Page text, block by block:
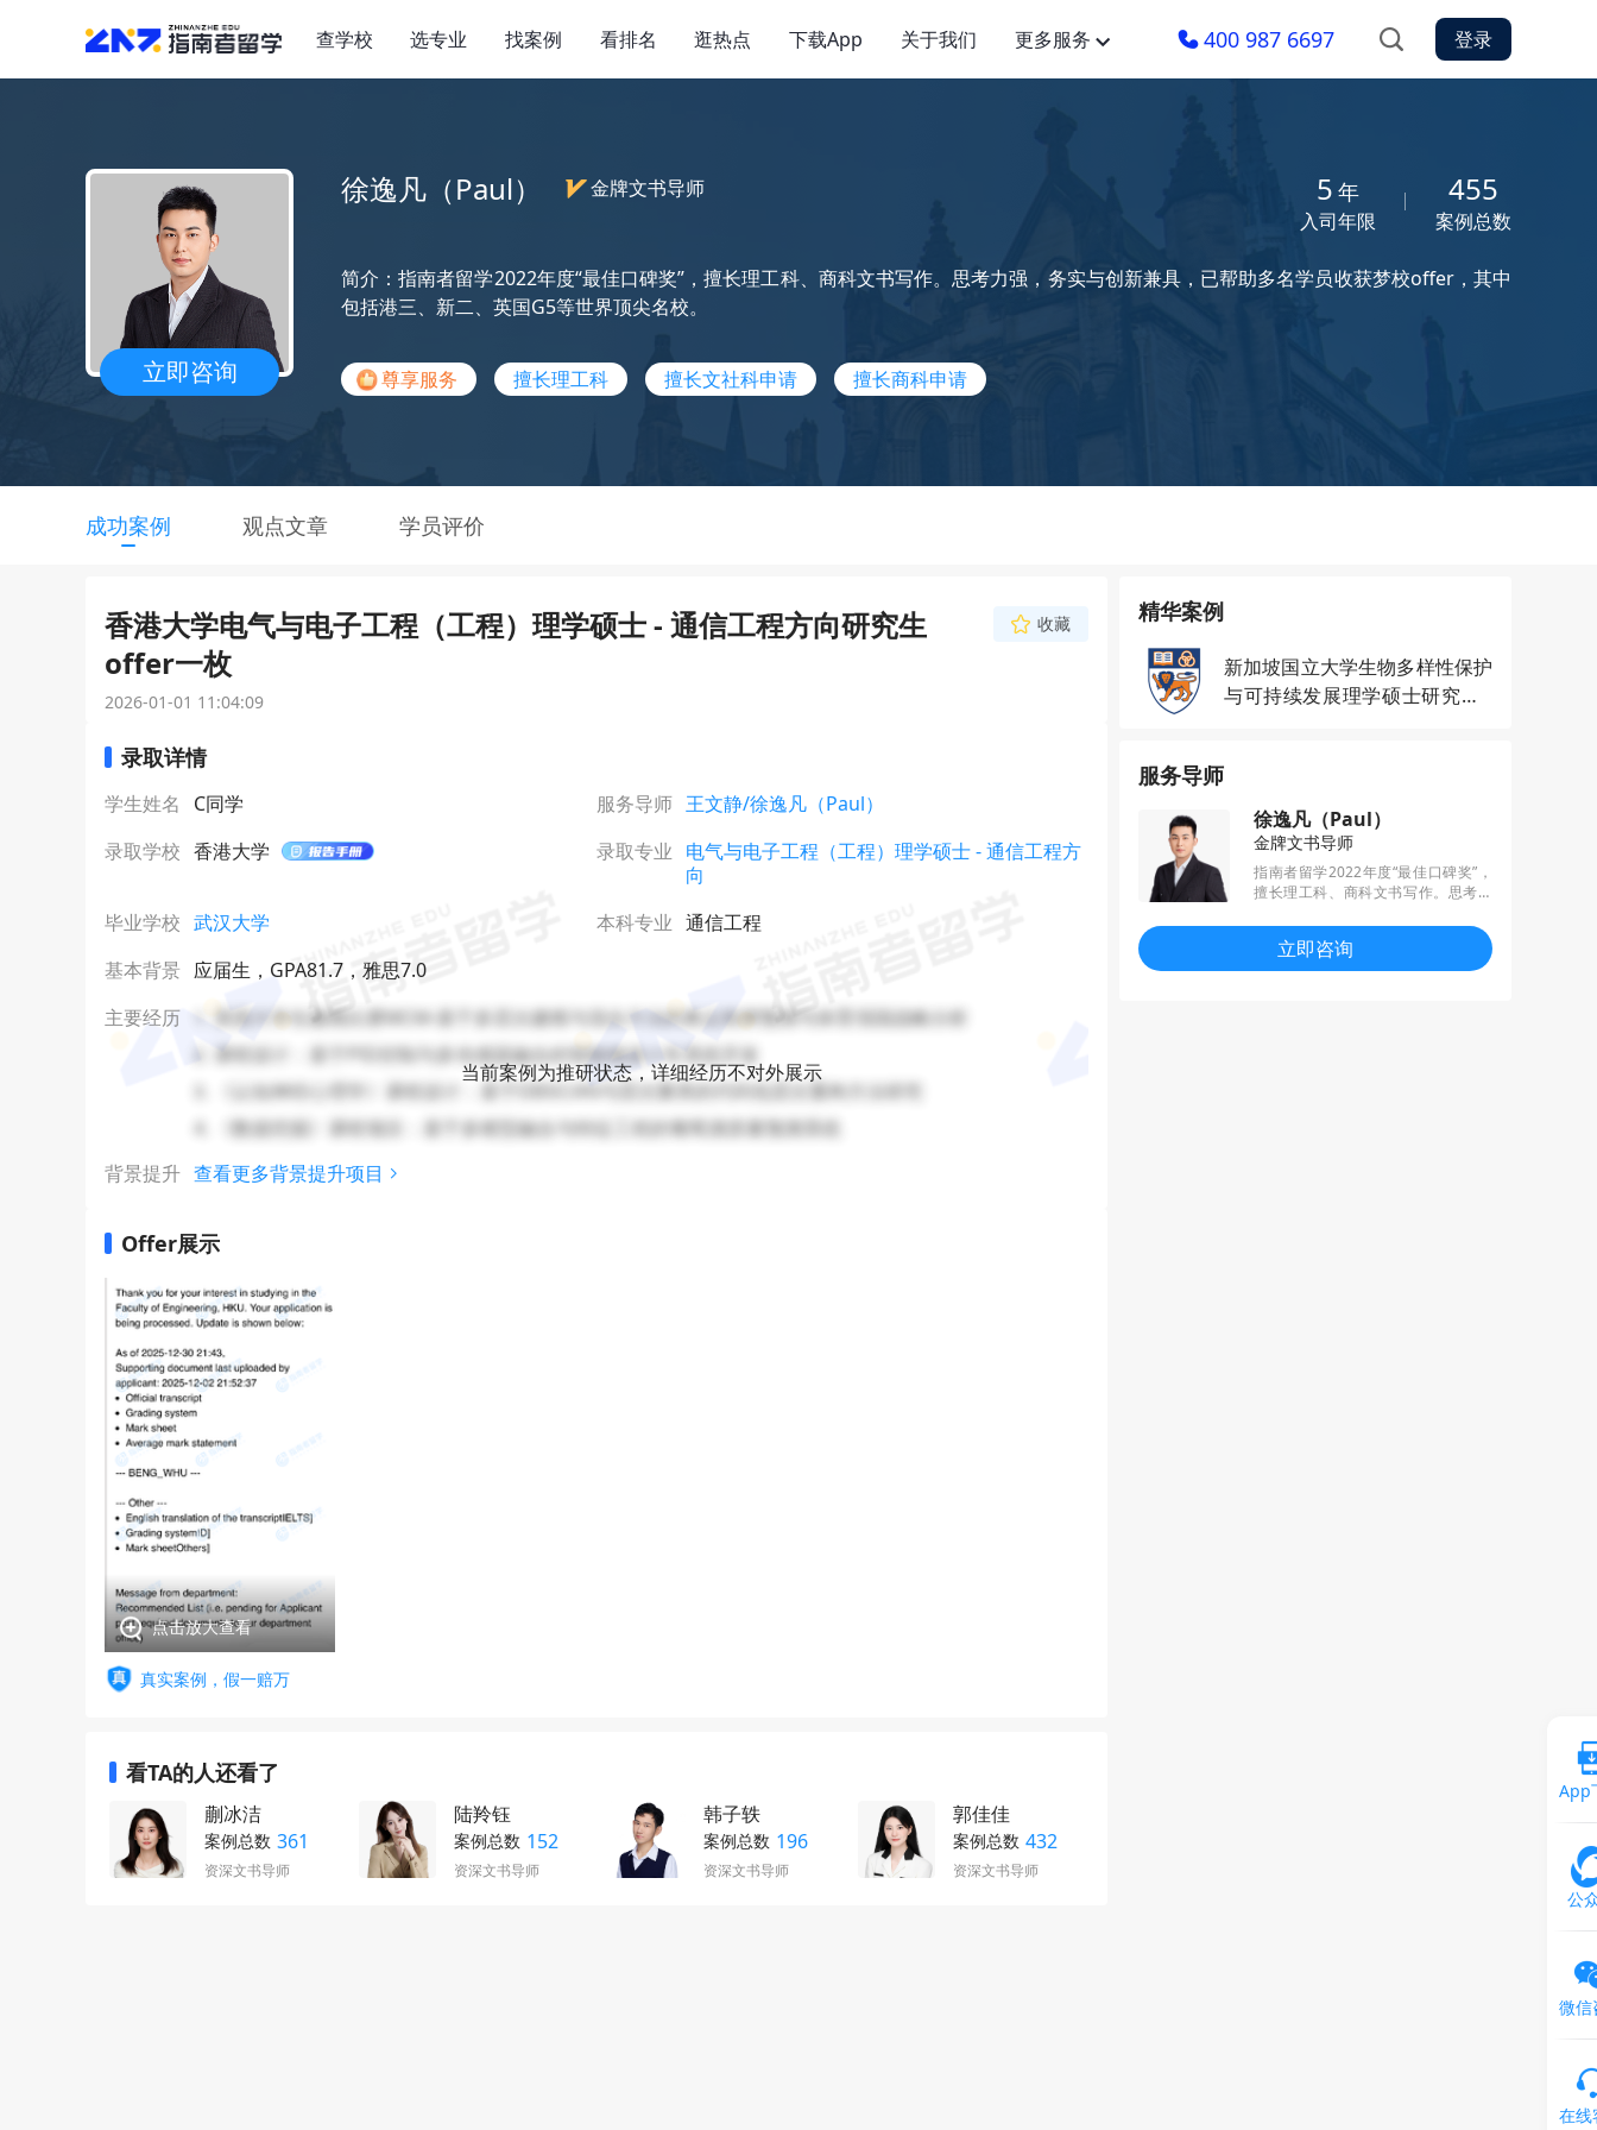
查学校 选专业 找案例 看排名 逛热点 下载App 关于我们 更多服务 400 987 6697 登录
立即咨询
徐逸凡（Paul） 金牌文书导师 5 年
入司年限
455
案例总数
简介：指南者留学2022年度“最佳口碑奖”，擅长理工科、商科文书写作。思考力强，务实与创新兼具，已帮助多名学员收获梦校offer，其中
包括港三、新二、英国G5等世界顶尖名校。
尊享服务 擅长理工科 擅长文社科申请 擅长商科申请
成功案例 观点文章 学员评价
香港大学电气与电子工程（工程）理学硕士 - 通信工程方向研究生
offer一枚
收藏
2026-01-01 11:04:09
录取详情
学生姓名 C同学 服务导师 王文静/徐逸凡（Paul）
录取学校 香港大学 录取专业 电气与电子工程（工程）理学硕士 - 通信工程方
向
毕业学校 武汉大学 本科专业 通信工程
基本背景 应届生，GPA81.7，雅思7.0
主要经历 1. 美国大学生建模比赛MCM-基于多层次建模与混合方法的奥运奖牌预测与体育强国战略分析
2. 课程设计：基于PID控制与多传感器融合的智能循迹小车系统开发
3. 《认知神经心理学》课程设计：基于DBSCAN与层次聚类的代码包层次重构方法研究
4. 《数据挖掘》课程项目：基于多模型融合与特征工程的葡萄酒质量预测系统
当前案例为推研状态，详细经历不对外展示
背景提升 查看更多背景提升项目
Offer展示
点击放大查看
真实案例，假一赔万
看TA的人还看了
蒯冰洁
案例总数 361
资深文书导师
陆羚钰
案例总数 152
资深文书导师
韩子轶
案例总数 196
资深文书导师
郭佳佳
案例总数 432
资深文书导师
精华案例
新加坡国立大学生物多样性保护
与可持续发展理学硕士研究生o
服务导师
徐逸凡（Paul）
金牌文书导师
指南者留学2022年度“最佳口碑奖”，
擅长理工科、商科文书写作。思考力
员收获梦校offer，其中包括港三、新
二、英国G5等世界顶尖名校。
立即咨询
App
公
微信
在线
网络不给力，请刷新重试